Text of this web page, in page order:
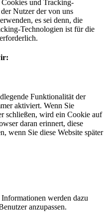
Cookies und Tracking-
Nutzer der von uns
es sei denn, die
Technologien ist für die
Funktionalität der
aktiviert. Wenn Sie
schließen, wird ein Cookie auf
daran erinnert, diese
wenn Sie diese Website später
werden dazu
anzupassen.